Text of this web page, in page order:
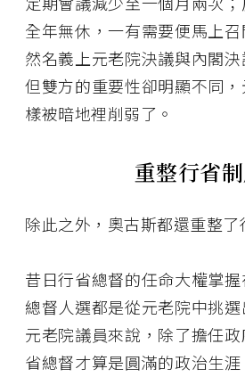
全年無休，一有需要便馬上
然名義上元老院決議與內閣決
但雙方的重要性卻明顯不同
樣被暗地裡削弱了。
重整行省
除此之外，奧古斯都還重整了
昔日行省總督的任命大權掌
總督人選都是從元老院中挑
元老院議員來說，除了擔任
省總督才算是圓滿的政治生